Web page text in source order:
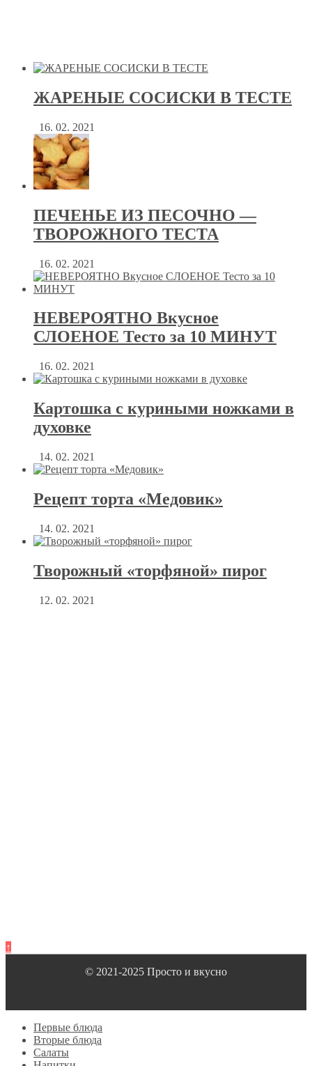
ЖАРЕНЫЕ СОСИСКИ В ТЕСТЕ
16. 02. 2021
ПЕЧЕНЬЕ ИЗ ПЕСОЧНО —
ТВОРОЖНОГО ТЕСТА
16. 02. 2021
НЕВЕРОЯТНО Вкусное
СЛОЕНОЕ Тесто за 10 МИНУТ
16. 02. 2021
Картошка с куриными ножками в
духовке
14. 02. 2021
Рецепт торта «Медовик»
14. 02. 2021
Творожный «торфяной» пирог
12. 02. 2021
↑
© 2021-2025 Просто и вкусно
Первые блюда
Вторые блюда
Салаты